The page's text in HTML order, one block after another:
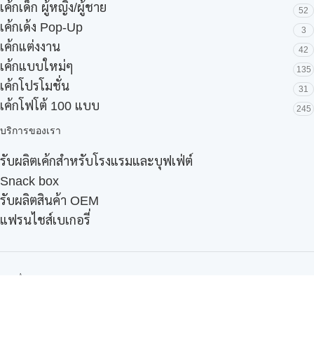
เค้กเด็ก ผู้หญิง/ผู้ชาย 52
เค้กเด้ง Pop-Up 3
เค้กแต่งงาน 42
เค้กแบบใหม่ๆ 135
เค้กโปรโมชั่น 31
เค้กโฟโต้ 100 แบบ 245
บริการของเรา
รับผลิตเค้กสำหรับโรงแรมและบุฟเฟ่ต์
Snack box
รับผลิตสินค้า OEM
แฟรนไชส์เบเกอรี่